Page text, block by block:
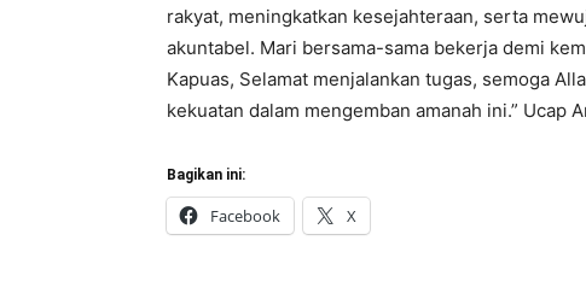
rakyat, meningkatkan kesejahteraan, serta
akuntabel. Mari bersama-sama bekerja demi
Kapuas, Selamat menjalankan tugas, semoga
kekuatan dalam mengemban amanah ini.” Ucap
Bagikan ini:
Facebook X